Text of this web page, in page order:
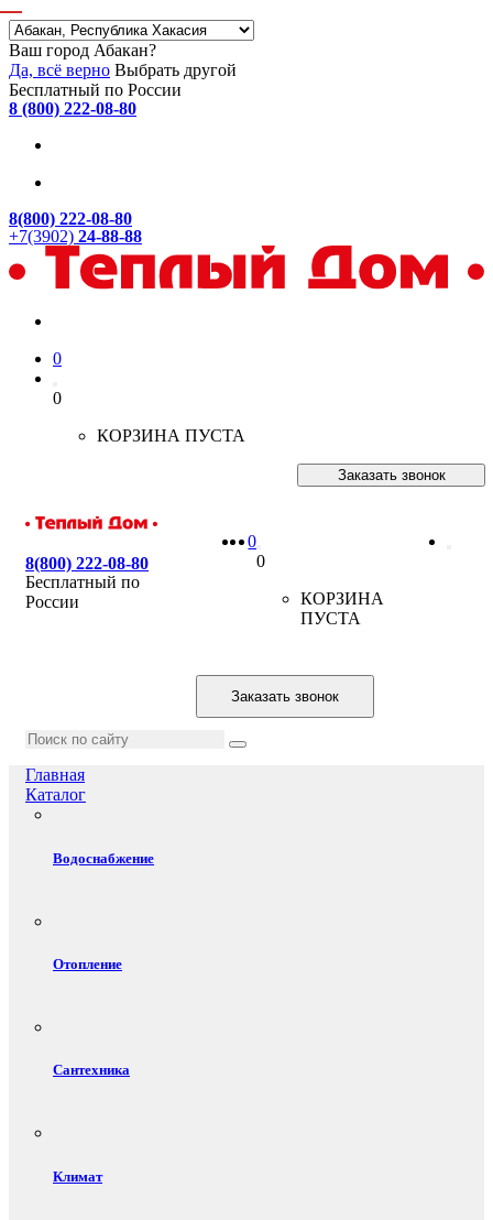
Ваш город Абакан?
Да, всё верно Выбрать другой
Бесплатный по России
8 (800) 222-08-80
8(800) 222-08-80
+7(3902) 24-88-88
0
0
КОРЗИНА ПУСТА
Заказать звонок
8(800) 222-08-80
Бесплатный по
России
0
0
КОРЗИНА
ПУСТА
Заказать звонок
Главная
Каталог
Водоснабжение
Отопление
Сантехника
Климат